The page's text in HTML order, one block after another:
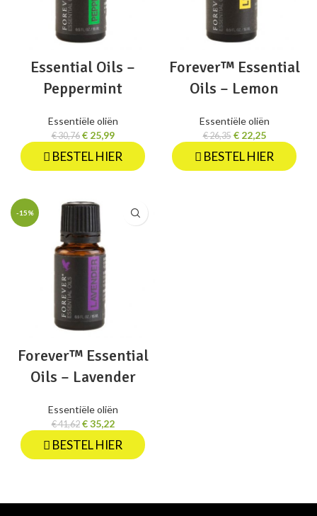
Essential Oils –
Peppermint
Essentiële oliën
€30,76 €25,99
BESTEL HIER
Forever™ Essential
Oils – Lemon
Essentiële oliën
€26,35 €22,25
BESTEL HIER
-15%
Forever™ Essential
Oils – Lavender
Essentiële oliën
€41,62 €35,22
BESTEL HIER